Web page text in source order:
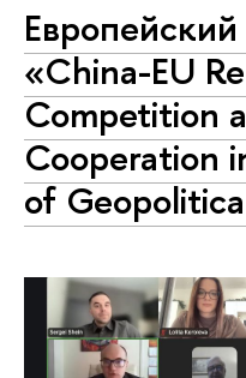
«China-EU
Competition
Cooperation
of